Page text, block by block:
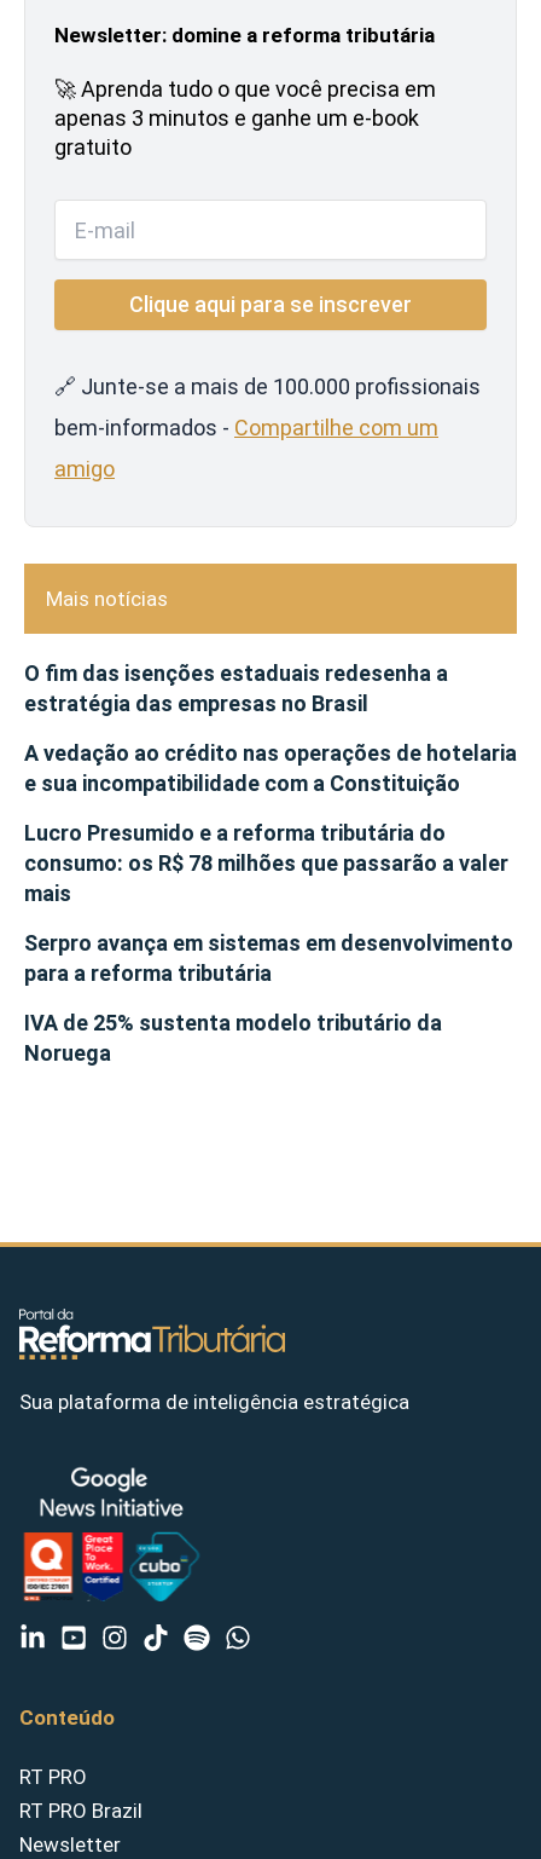
Newsletter: domine a reforma tributária
🚀 Aprenda tudo o que você precisa em
apenas 3 minutos e ganhe um e-book
gratuito
🔗 Junte-se a mais de 100.000 profissionais
bem-informados - Compartilhe com um
amigo
Mais notícias
O fim das isenções estaduais redesenha a
estratégia das empresas no Brasil
A vedação ao crédito nas operações de hotelaria
e sua incompatibilidade com a Constituição
Lucro Presumido e a reforma tributária do
consumo: os R$ 78 milhões que passarão a valer
mais
Serpro avança em sistemas em desenvolvimento
para a reforma tributária
IVA de 25% sustenta modelo tributário da
Noruega
Sua plataforma de inteligência estratégica
Conteúdo
RT PRO
RT PRO Brazil
Newsletter